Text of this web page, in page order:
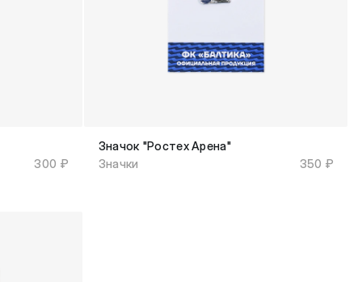
300 ₽
Значок "Ростех Арена"
Значки
350 ₽